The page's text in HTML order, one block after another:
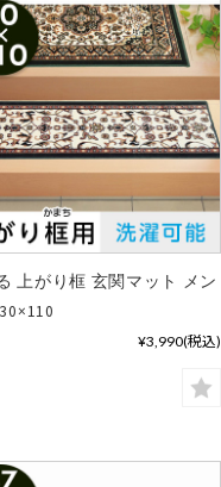
上がり框 玄関マット メン
¥3,990(税込)